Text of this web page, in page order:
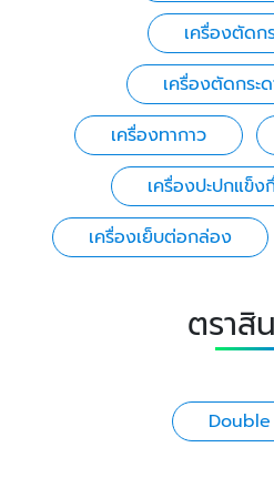
เครื่องตัดก
เครื่องตัดกระ
เครื่องทากาว
เครื่องปะปกแข็
เครื่องเย็บต่อกล่อง
ตราสิ